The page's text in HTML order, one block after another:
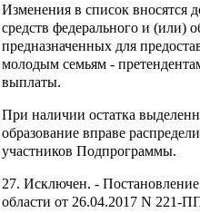
Изменения в список вносятся
средств федерального и (или)
предназначенных для
молодым семьям -
выплаты.
При наличии остатка
образование вправе
участников Подпрограммы.
27. Исключен. -
области от 26.04.2017 N 221-